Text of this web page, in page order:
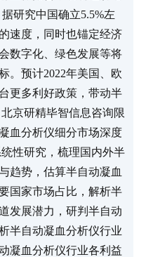
研究中国确立5.5%左
速度，同时也锚定经济
数字化、绿色发展等将
。预计2022年美国、欧
更多利好政策，带动半
京研精毕智信息咨询限
血分析仪细分市场深度
性研究，梳理国内外半
趋势，估算半自动凝血
国家市场占比，解析半
发展潜力，研判半自动
半自动凝血分析仪行业
凝血分析仪行业各利益